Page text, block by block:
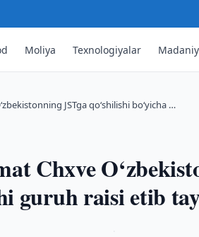
Moliya Texnologiyalar
JSTga qo‘shilishi bo‘yicha …
Chxve
guruh raisi etib